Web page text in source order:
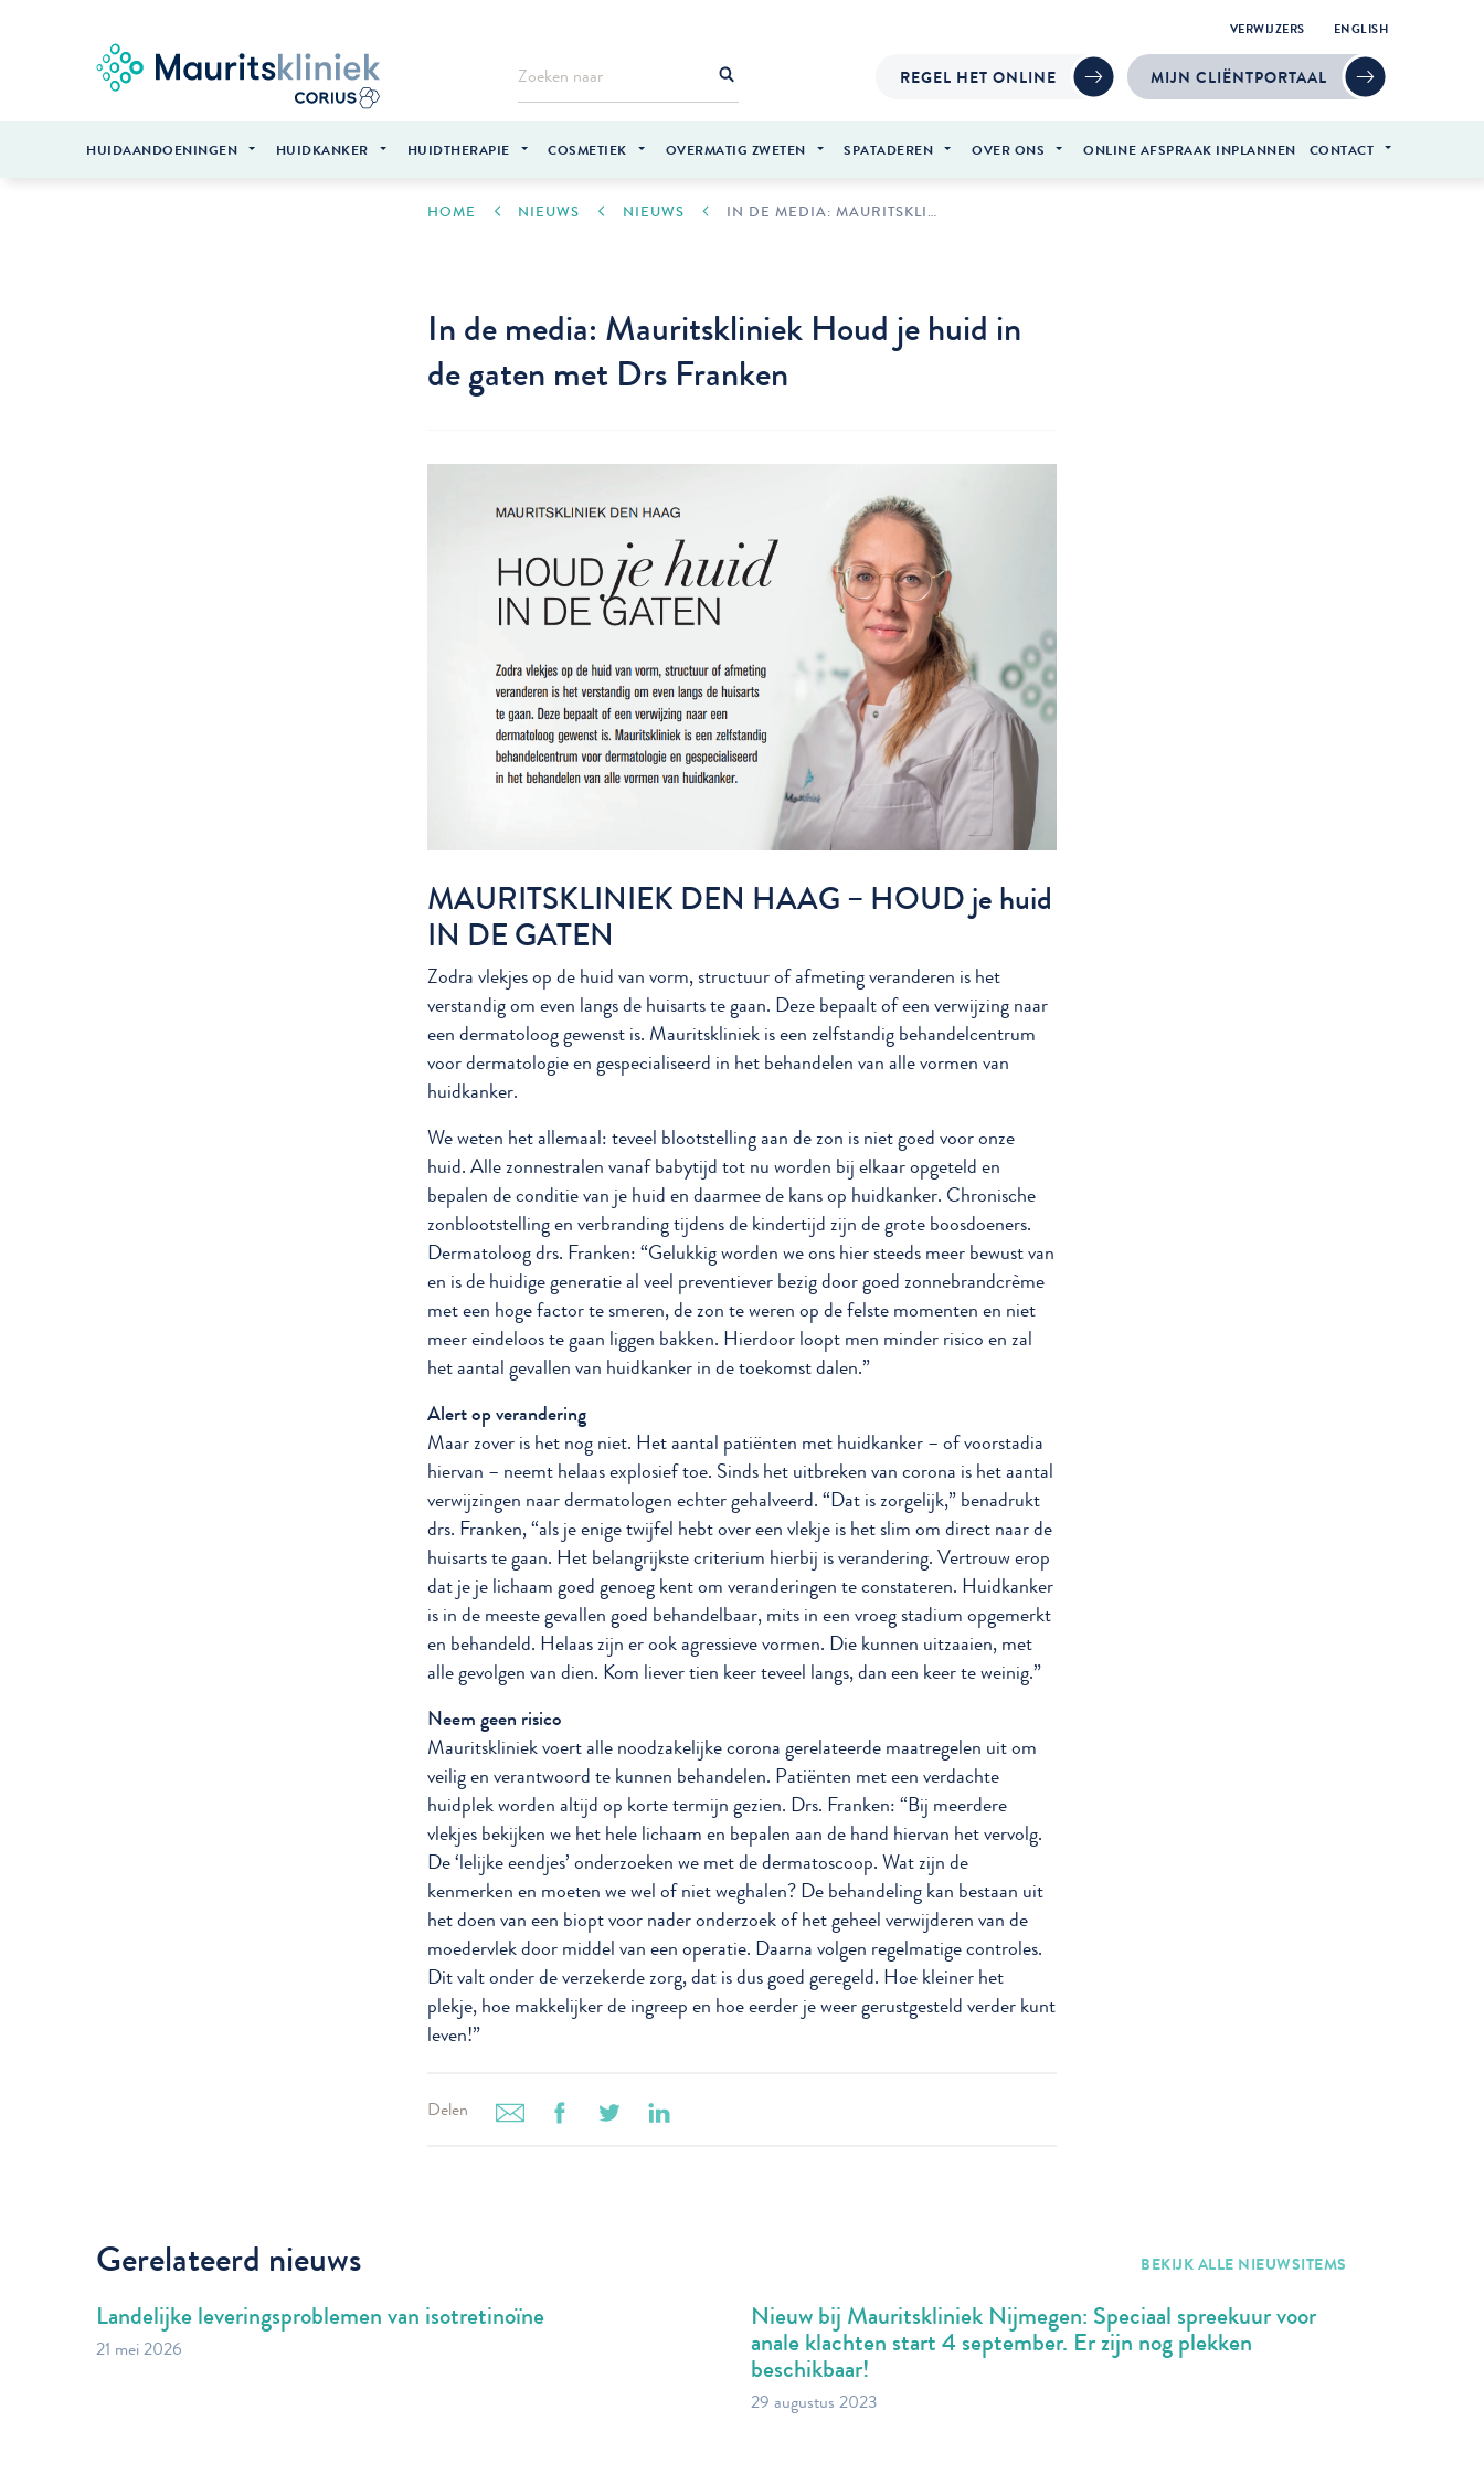
VERWIJZERS ENGLISH
REGEL HET ONLINE MIJN CLIËNTPORTAAL
HUIDAANDOENINGEN HUIDKANKER HUIDTHERAPIE COSMETIEK OVERMATIG ZWETEN SPATADEREN OVER ONS ONLINE AFSPRAAK INPLANNEN CONTACT
HOME NIEUWS NIEUWS IN DE MEDIA: MAURITSKLINIEK HOUD JE HUID IN DE GATEN MET DRS FRANKEN
In de media: Mauritskliniek Houd je huid in
de gaten met Drs Franken
MAURITSKLINIEK DEN HAAG – HOUD je huid
IN DE GATEN
Zodra vlekjes op de huid van vorm, structuur of afmeting veranderen is het
verstandig om even langs de huisarts te gaan. Deze bepaalt of een verwijzing naar
een dermatoloog gewenst is. Mauritskliniek is een zelfstandig behandelcentrum
voor dermatologie en gespecialiseerd in het behandelen van alle vormen van
huidkanker.
We weten het allemaal: teveel blootstelling aan de zon is niet goed voor onze
huid. Alle zonnestralen vanaf babytijd tot nu worden bij elkaar opgeteld en
bepalen de conditie van je huid en daarmee de kans op huidkanker. Chronische
zonblootstelling en verbranding tijdens de kindertijd zijn de grote boosdoeners.
Dermatoloog drs. Franken: “Gelukkig worden we ons hier steeds meer bewust van
en is de huidige generatie al veel preventiever bezig door goed zonnebrandcrème
met een hoge factor te smeren, de zon te weren op de felste momenten en niet
meer eindeloos te gaan liggen bakken. Hierdoor loopt men minder risico en zal
het aantal gevallen van huidkanker in de toekomst dalen.”
Alert op verandering
Maar zover is het nog niet. Het aantal patiënten met huidkanker – of voorstadia
hiervan – neemt helaas explosief toe. Sinds het uitbreken van corona is het aantal
verwijzingen naar dermatologen echter gehalveerd. “Dat is zorgelijk,” benadrukt
drs. Franken, “als je enige twijfel hebt over een vlekje is het slim om direct naar de
huisarts te gaan. Het belangrijkste criterium hierbij is verandering. Vertrouw erop
dat je je lichaam goed genoeg kent om veranderingen te constateren. Huidkanker
is in de meeste gevallen goed behandelbaar, mits in een vroeg stadium opgemerkt
en behandeld. Helaas zijn er ook agressieve vormen. Die kunnen uitzaaien, met
alle gevolgen van dien. Kom liever tien keer teveel langs, dan een keer te weinig.”
Neem geen risico
Mauritskliniek voert alle noodzakelijke corona gerelateerde maatregelen uit om
veilig en verantwoord te kunnen behandelen. Patiënten met een verdachte
huidplek worden altijd op korte termijn gezien. Drs. Franken: “Bij meerdere
vlekjes bekijken we het hele lichaam en bepalen aan de hand hiervan het vervolg.
De ‘lelijke eendjes’ onderzoeken we met de dermatoscoop. Wat zijn de
kenmerken en moeten we wel of niet weghalen? De behandeling kan bestaan uit
het doen van een biopt voor nader onderzoek of het geheel verwijderen van de
moedervlek door middel van een operatie. Daarna volgen regelmatige controles.
Dit valt onder de verzekerde zorg, dat is dus goed geregeld. Hoe kleiner het
plekje, hoe makkelijker de ingreep en hoe eerder je weer gerustgesteld verder kunt
leven!”
Delen
Gerelateerd nieuws BEKIJK ALLE NIEUWSITEMS
Landelijke leveringsproblemen van isotretinoïne
21 mei 2026
Nieuw bij Mauritskliniek Nijmegen: Speciaal spreekuur voor
anale klachten start 4 september. Er zijn nog plekken
beschikbaar!
29 augustus 2023